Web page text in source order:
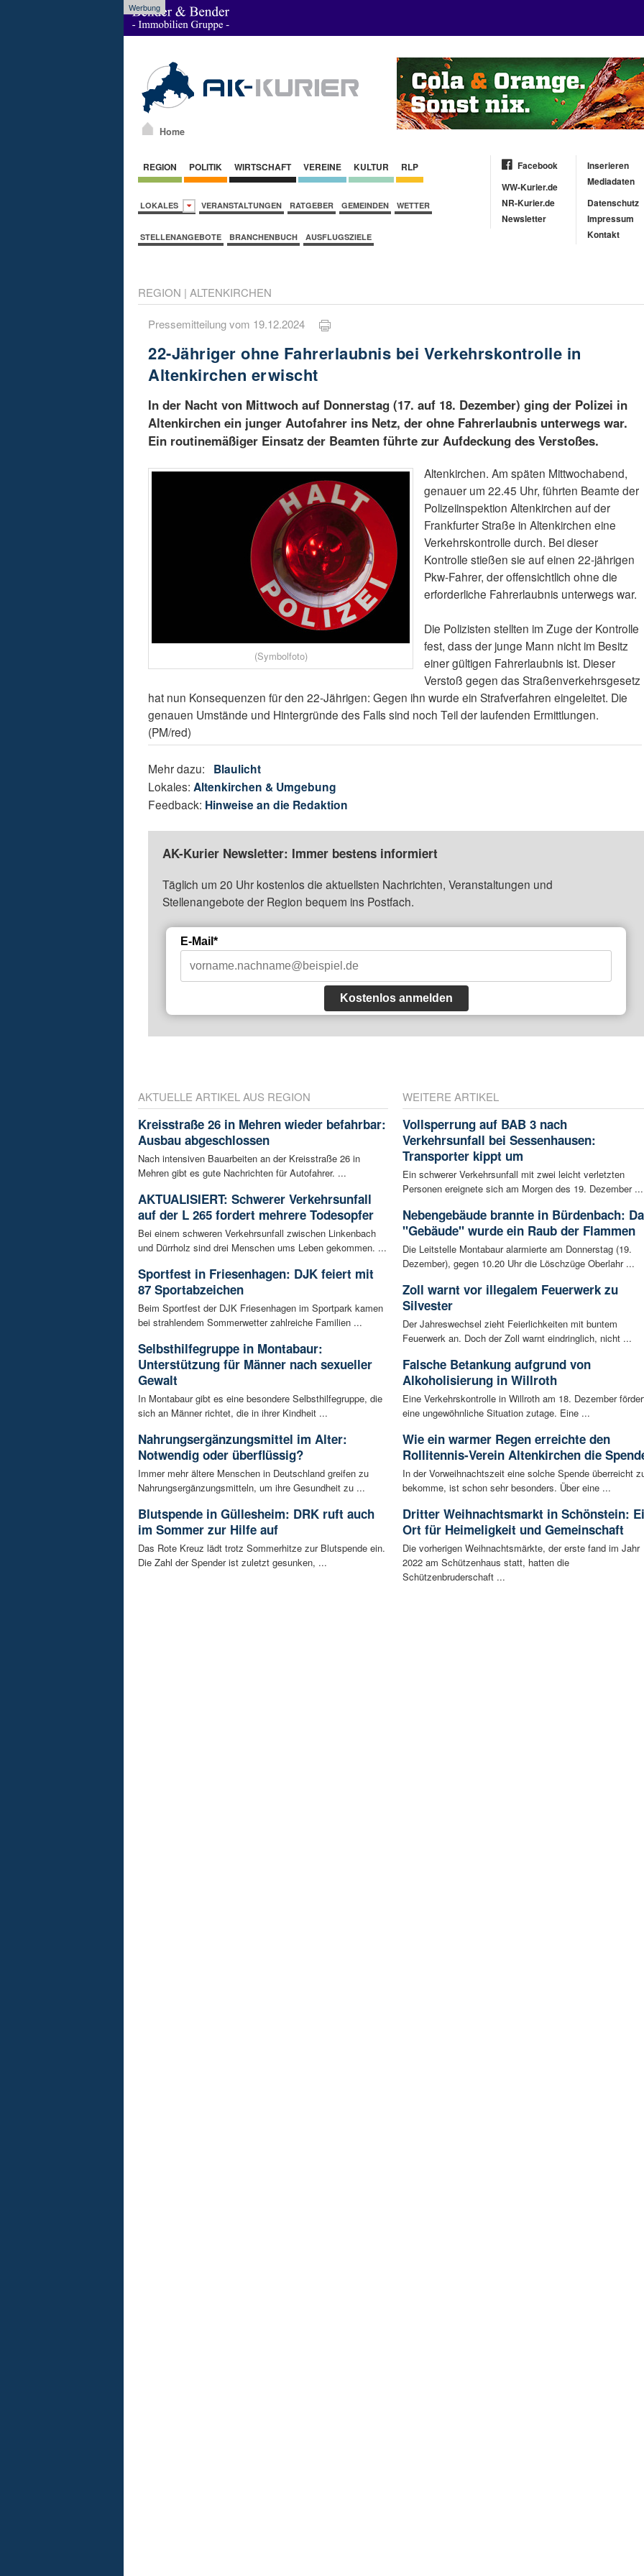
Werbung
Home
REGION POLITIK WIRTSCHAFT VEREINE KULTUR RLP
LOKALES VERANSTALTUNGEN RATGEBER GEMEINDEN WETTER
STELLENANGEBOTE BRANCHENBUCH AUSFLUGSZIELE
Facebook
WW-Kurier.de
NR-Kurier.de
Newsletter
Inserieren
Mediadaten
Datenschutz
Impressum
Kontakt
REGION | ALTENKIRCHEN
Pressemitteilung vom 19.12.2024
22-Jähriger ohne Fahrerlaubnis bei Verkehrskontrolle in
Altenkirchen erwischt
In der Nacht von Mittwoch auf Donnerstag (17. auf 18. Dezember) ging der Polizei in
Altenkirchen ein junger Autofahrer ins Netz, der ohne Fahrerlaubnis unterwegs war.
Ein routinemäßiger Einsatz der Beamten führte zur Aufdeckung des Verstoßes.
(Symbolfoto)
Altenkirchen. Am späten Mittwochabend,
genauer um 22.45 Uhr, führten Beamte der
Polizeiinspektion Altenkirchen auf der
Frankfurter Straße in Altenkirchen eine
Verkehrskontrolle durch. Bei dieser
Kontrolle stießen sie auf einen 22-jährigen
Pkw-Fahrer, der offensichtlich ohne die
erforderliche Fahrerlaubnis unterwegs war.
Die Polizisten stellten im Zuge der Kontrolle
fest, dass der junge Mann nicht im Besitz
einer gültigen Fahrerlaubnis ist. Dieser
Verstoß gegen das Straßenverkehrsgesetz
hat nun Konsequenzen für den 22-Jährigen: Gegen ihn wurde ein Strafverfahren eingeleitet. Die
genauen Umstände und Hintergründe des Falls sind noch Teil der laufenden Ermittlungen.
(PM/red)
Mehr dazu: Blaulicht
Lokales:Altenkirchen & Umgebung
Feedback: Hinweise an die Redaktion
AK-Kurier Newsletter: Immer bestens informiert
Täglich um 20 Uhr kostenlos die aktuellsten Nachrichten, Veranstaltungen und
Stellenangebote der Region bequem ins Postfach.
E-Mail*
Kostenlos anmelden
AKTUELLE ARTIKEL AUS REGION
Kreisstraße 26 in Mehren wieder befahrbar:
Ausbau abgeschlossen
Nach intensiven Bauarbeiten an der Kreisstraße 26 in
Mehren gibt es gute Nachrichten für Autofahrer. ...
AKTUALISIERT: Schwerer Verkehrsunfall
auf der L 265 fordert mehrere Todesopfer
Bei einem schweren Verkehrsunfall zwischen Linkenbach
und Dürrholz sind drei Menschen ums Leben gekommen. ...
Sportfest in Friesenhagen: DJK feiert mit
87 Sportabzeichen
Beim Sportfest der DJK Friesenhagen im Sportpark kamen
bei strahlendem Sommerwetter zahlreiche Familien ...
Selbsthilfegruppe in Montabaur:
Unterstützung für Männer nach sexueller
Gewalt
In Montabaur gibt es eine besondere Selbsthilfegruppe, die
sich an Männer richtet, die in ihrer Kindheit ...
Nahrungsergänzungsmittel im Alter:
Notwendig oder überflüssig?
Immer mehr ältere Menschen in Deutschland greifen zu
Nahrungsergänzungsmitteln, um ihre Gesundheit zu ...
Blutspende in Güllesheim: DRK ruft auch
im Sommer zur Hilfe auf
Das Rote Kreuz lädt trotz Sommerhitze zur Blutspende ein.
Die Zahl der Spender ist zuletzt gesunken, ...
WEITERE ARTIKEL
Vollsperrung auf BAB 3 nach
Verkehrsunfall bei Sessenhausen:
Transporter kippt um
Ein schwerer Verkehrsunfall mit zwei leicht verletzten
Personen ereignete sich am Morgen des 19. Dezember ...
Nebengebäude brannte in Bürdenbach:
"Gebäude" wurde ein Raub der Flammen
Die Leitstelle Montabaur alarmierte am Donnerstag (19.
Dezember), gegen 10.20 Uhr die Löschzüge Oberlahr ...
Zoll warnt vor illegalem Feuerwerk zu
Silvester
Der Jahreswechsel zieht Feierlichkeiten mit buntem
Feuerwerk an. Doch der Zoll warnt eindringlich, nicht ...
Falsche Betankung aufgrund von
Alkoholisierung in Willroth
Eine Verkehrskontrolle in Willroth am 18. Dezember
eine ungewöhnliche Situation zutage. Eine ...
Wie ein warmer Regen erreichte den
Rollitennis-Verein Altenkirchen die
In der Vorweihnachtszeit eine solche Spende überreicht
bekomme, ist schon sehr besonders. Über eine ...
Dritter Weihnachtsmarkt in Schönstein:
Ort für Heimeligkeit und Gemeinschaft
Die vorherigen Weihnachtsmärkte, der erste fand im Jahr
2022 am Schützenhaus statt, hatten die
Schützenbruderschaft ...